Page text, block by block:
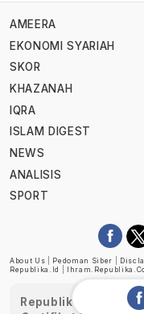
AMEERA
EKONOMI SYARIAH
SKOR
KHAZANAH
IQRA
ISLAM DIGEST
NEWS
ANALISIS
SPORT
About Us Pedoman Siber
Republika.id
Republika telah